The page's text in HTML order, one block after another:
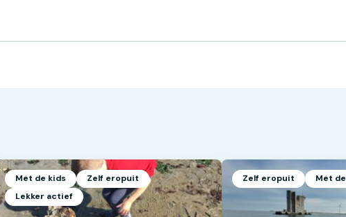
Met de kids
Zelf eropuit
Lekker actief
Zelf eropuit Met